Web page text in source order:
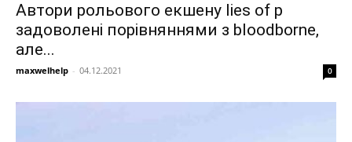
Автори рольового екшену lies of p
задоволені порівняннями з bloodborne,
але...
maxwelhelp - 04.12.2021 0